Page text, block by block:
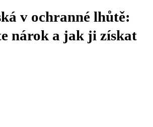
v ochranné lhůtě:
nárok a jak ji získat